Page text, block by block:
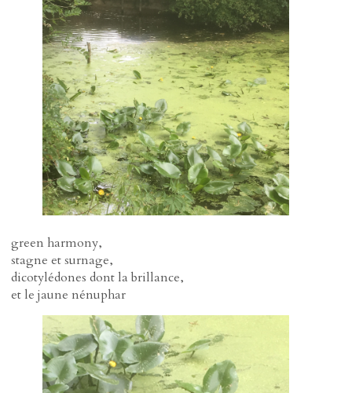
green harmony,
stagne et surnage,
dicotylédones dont la brillance,
et le jaune nénuphar